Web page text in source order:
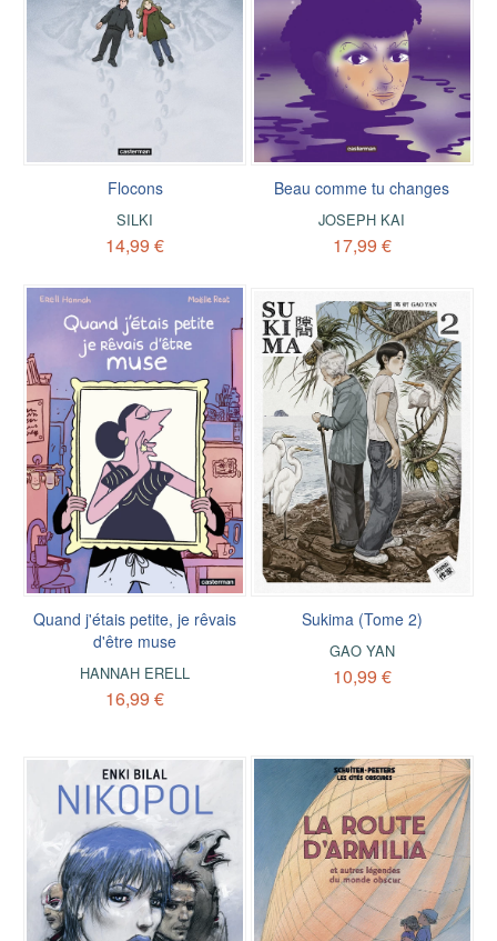
Flocons
SILKI
14,99 €
Beau comme tu changes
JOSEPH KAI
17,99 €
Quand j'étais petite, je rêvais
d'être muse
HANNAH ERELL
16,99 €
Sukima (Tome 2)
GAO YAN
10,99 €